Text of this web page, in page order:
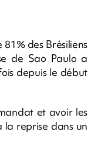
des Brésiliens
de Sao Paulo a
depuis le début
et avoir les
la reprise dans un